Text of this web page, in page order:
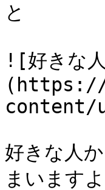
と
![好きな
(https://
content/
好きな人
まいますよ